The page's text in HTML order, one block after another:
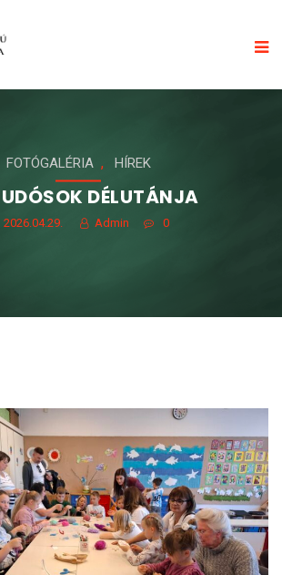
FOTÓGALÉRIA , HÍREK
DÉLUTÁNJA
2026.04.29. Admin 0